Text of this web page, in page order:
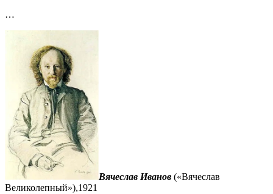
…
Вячеслав Иванов («Вячеслав
Великолепный»),1921